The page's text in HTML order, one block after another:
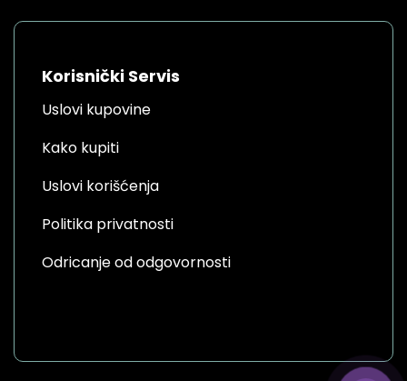
Korisnički Servis
Uslovi kupovine
Kako kupiti
Uslovi korišćenja
Politika privatnosti
Odricanje od odgovornosti